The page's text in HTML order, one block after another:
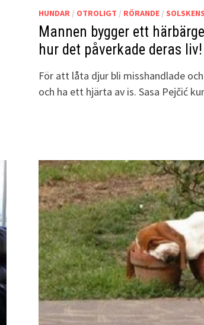
HUNDAR / OTROLIGT / RÖRANDE /
Mannen bygger ett
hur det påverkade deras liv!
För att låta djur bli misshandlade
och ha ett hjärta av is. Sasa Pejčić